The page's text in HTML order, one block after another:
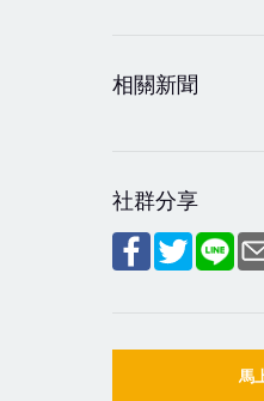
相關新聞
社群分享
馬